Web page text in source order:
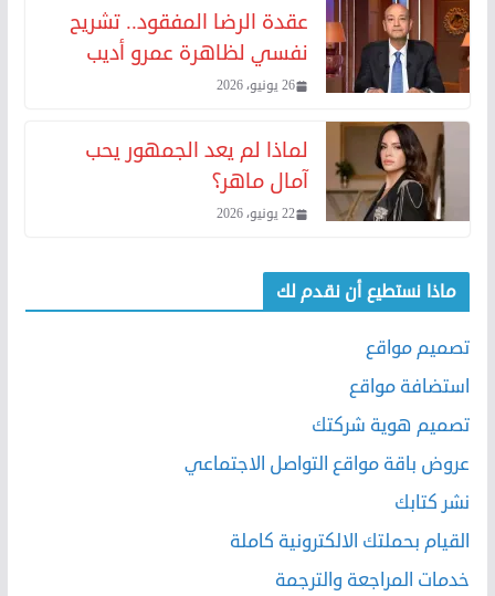
عقدة الرضا المفقود.. تشريح
نفسي لظاهرة عمرو أديب
26 يونيو، 2026
لماذا لم يعد الجمهور يحب
آمال ماهر؟
22 يونيو، 2026
ماذا نستطيع أن نقدم لك
تصميم مواقع
استضافة مواقع
تصميم هوية شركتك
عروض باقة مواقع التواصل الاجتماعي
نشر كتابك
القيام بحملتك الالكترونية كاملة
خدمات المراجعة والترجمة